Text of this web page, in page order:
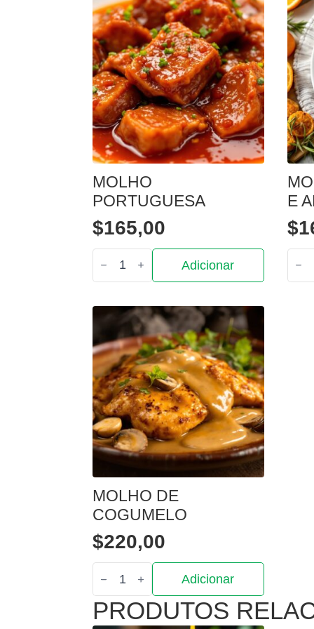
MOLHO
PORTUGUESA
$165,00
Quantidade
de
Molho
Adicionar
E
$
de
MOLHO DE
COGUMELO
$220,00
Quantidade
de
Molho
de
Cogumelo
Adicionar
PRODUTOS